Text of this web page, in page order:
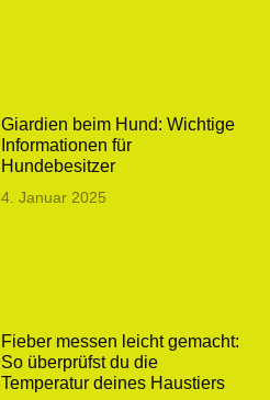
Giardien beim Hund: Wichtige
Informationen für
Hundebesitzer
4. Januar 2025
Fieber messen leicht gemacht:
So überprüfst du die
Temperatur deines Haustiers